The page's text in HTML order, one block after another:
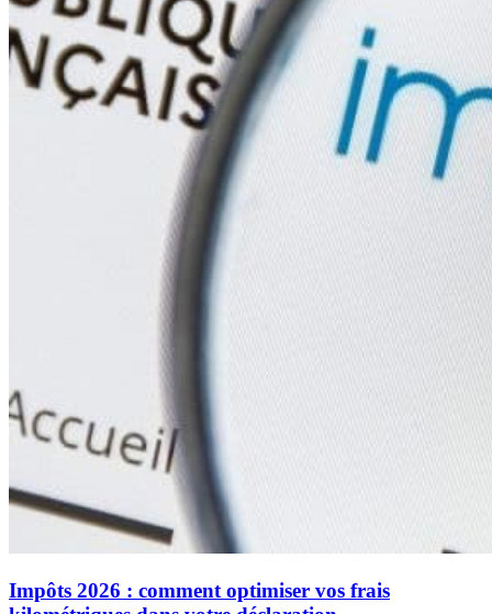
Impôts 2026 : comment optimiser vos frais